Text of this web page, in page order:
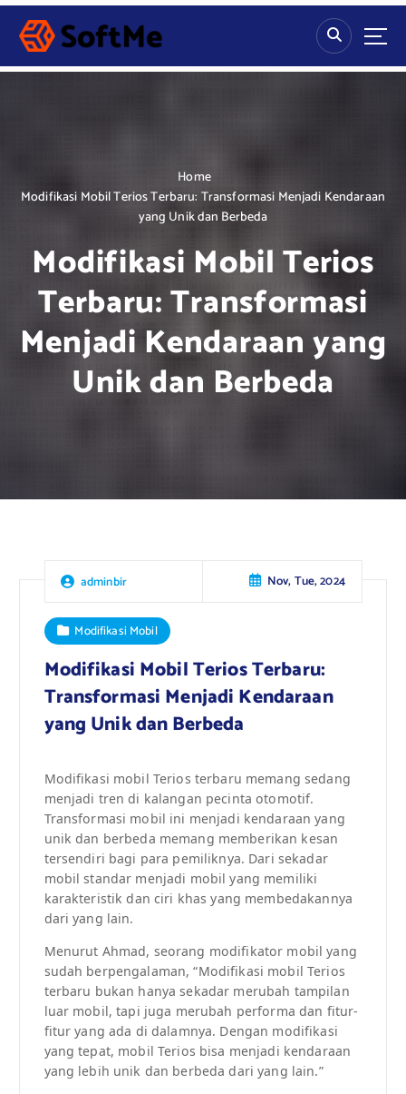
S
p
Home
Modifikasi Mobil Terios Terbaru: Transformasi Menjadi Kendaraan
yang Unik dan Berbeda
Modifikasi Mobil Terios
Terbaru: Transformasi
Menjadi Kendaraan yang
Unik dan Berbeda
adminbir Nov, Tue, 2024
Modifikasi Mobil
Modifikasi Mobil Terios Terbaru:
Transformasi Menjadi Kendaraan
yang Unik dan Berbeda
Modifikasi mobil Terios terbaru memang sedang
menjadi tren di kalangan pecinta otomotif.
Transformasi mobil ini menjadi kendaraan yang
unik dan berbeda memang memberikan kesan
tersendiri bagi para pemiliknya. Dari sekadar
mobil standar menjadi mobil yang memiliki
karakteristik dan ciri khas yang membedakannya
dari yang lain.
Menurut Ahmad, seorang modifikator mobil yang
sudah berpengalaman, “Modifikasi mobil Terios
terbaru bukan hanya sekadar merubah tampilan
luar mobil, tapi juga merubah performa dan fitur-
fitur yang ada di dalamnya. Dengan modifikasi
yang tepat, mobil Terios bisa menjadi kendaraan
yang lebih unik dan berbeda dari yang lain.”